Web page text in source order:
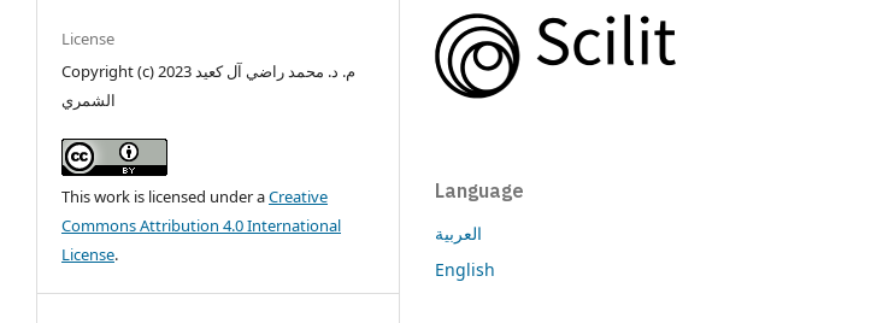
License
Copyright (c) 2023 م. د. محمد راضي آل كعيد
الشمري
This work is licensed under aCreative
Commons Attribution 4.0 International
License.
Language
العربية
English